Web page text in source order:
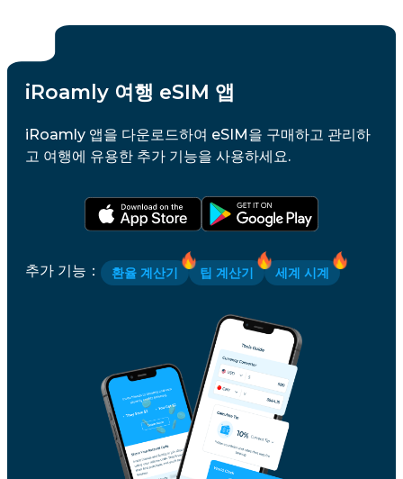
iRoamly 여행 eSIM 앱
iRoamly 앱을 다운로드하여 eSIM을 구매하고 관리하
고 여행에 유용한 추가 기능을 사용하세요.
추가 기능 ： 환율 계산기 팁 계산기 세계 시계